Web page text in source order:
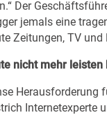
Der
jemals eine
Zeitungen, TV und
nicht mehr